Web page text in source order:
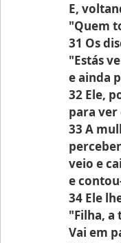
E,
"Quem
31 Os
"Estás
e ainda
32 Ele,
para
33 A
veio e
e
34 Ele
"Filha, a
Vai em